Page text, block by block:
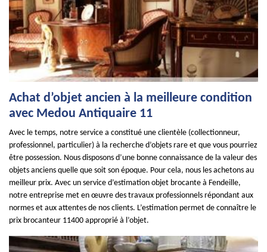
Achat d’objet ancien à la meilleure condition
avec Medou Antiquaire 11
Avec le temps, notre service a constitué une clientèle (collectionneur,
professionnel, particulier) à la recherche d’objets rare et que vous pourriez
être possession. Nous disposons d’une bonne connaissance de la valeur des
objets anciens quelle que soit son époque. Pour cela, nous les achetons au
meilleur prix. Avec un service d’estimation objet brocante à Fendeille,
notre entreprise met en œuvre des travaux professionnels répondant aux
normes et aux attentes de nos clients. L’estimation permet de connaître le
prix brocanteur 11400 approprié à l’objet.